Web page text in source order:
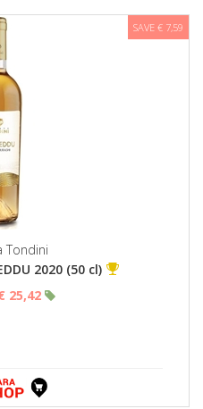
SAVE € 7,59
Tondini
2020 (50 cl)
25,42